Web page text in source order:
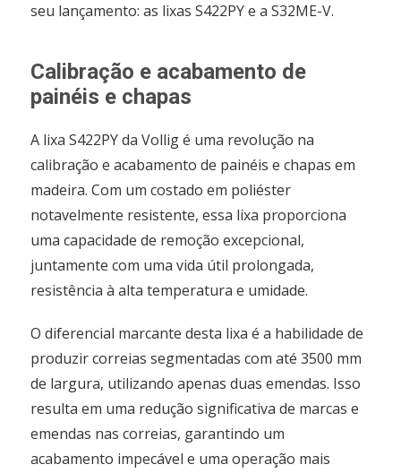
seu lançamento: as lixas S422PY e a S32ME-V.
Calibração e acabamento de
painéis e chapas
A lixa S422PY da Vollig é uma revolução na
calibração e acabamento de painéis e chapas em
madeira. Com um costado em poliéster
notavelmente resistente, essa lixa proporciona
uma capacidade de remoção excepcional,
juntamente com uma vida útil prolongada,
resistência à alta temperatura e umidade.
O diferencial marcante desta lixa é a habilidade de
produzir correias segmentadas com até 3500 mm
de largura, utilizando apenas duas emendas. Isso
resulta em uma redução significativa de marcas e
emendas nas correias, garantindo um
acabamento impecável e uma operação mais